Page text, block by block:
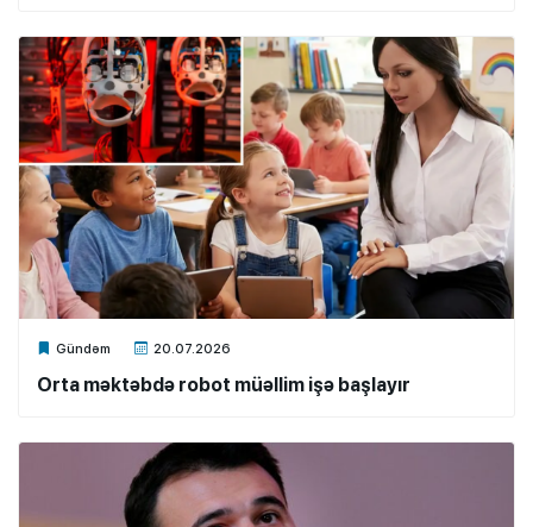
Gündəm 20.07.2026
Xalq.Online
Orta məktəbdə robot müəllim işə başlayır